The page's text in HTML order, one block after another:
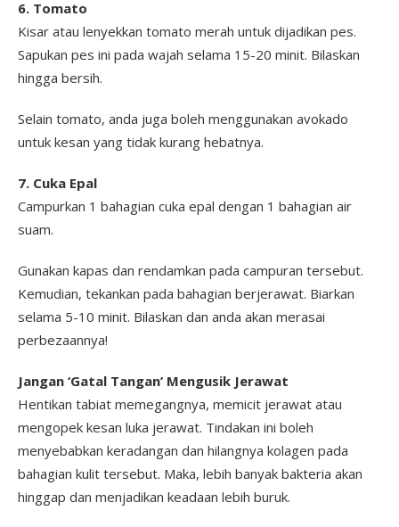
6. Tomato
Kisar atau lenyekkan tomato merah untuk dijadikan pes.
Sapukan pes ini pada wajah selama 15-20 minit. Bilaskan
hingga bersih.
Selain tomato, anda juga boleh menggunakan avokado
untuk kesan yang tidak kurang hebatnya.
7. Cuka Epal
Campurkan 1 bahagian cuka epal dengan 1 bahagian air
suam.
Gunakan kapas dan rendamkan pada campuran tersebut.
Kemudian, tekankan pada bahagian berjerawat. Biarkan
selama 5-10 minit. Bilaskan dan anda akan merasai
perbezaannya!
Jangan ‘Gatal Tangan’ Mengusik Jerawat
Hentikan tabiat memegangnya, memicit jerawat atau
mengopek kesan luka jerawat. Tindakan ini boleh
menyebabkan keradangan dan hilangnya kolagen pada
bahagian kulit tersebut. Maka, lebih banyak bakteria akan
hinggap dan menjadikan keadaan lebih buruk.